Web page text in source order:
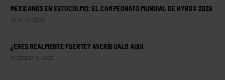
MEXICANOS EN ESTOCOLMO: EL CAMPEONATO MUNDIAL DE HYROX 2026
JUNE 17, 2026
¿ERES REALMENTE FUERTE? AVERÍGUALO AQUÍ
OCTOBER 6, 2025